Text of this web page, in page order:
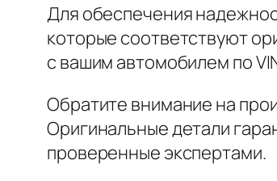
Для обеспечения
которые соответствуют
с вашим автомобилем по
Обратите внимание на
Оригинальные детали
проверенные экспертами.